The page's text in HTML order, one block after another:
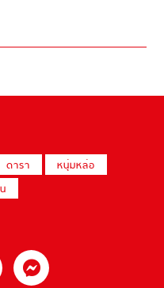
ดารา
หนุ่มหล่อ